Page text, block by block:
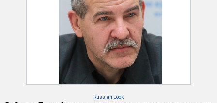
Russian Look